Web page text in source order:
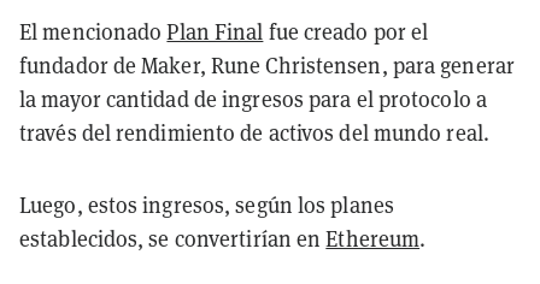
El mencionadoPlan Final fue creado por el
fundador de Maker, Rune Christensen, para generar
la mayor cantidad de ingresos para el protocolo a
través del rendimiento de activos del mundo real.
Luego, estos ingresos, según los planes
establecidos, se convertirían enEthereum.